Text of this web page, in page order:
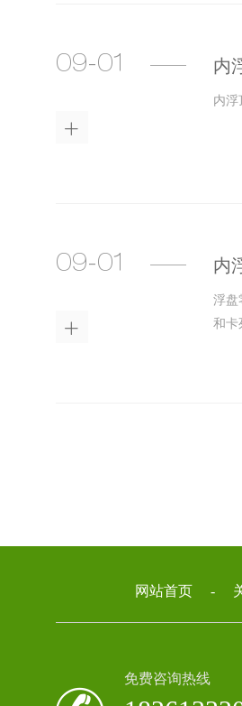
09-01

内
内浮
09-01

内
浮
和卡
网站首页 -
免费咨询热线